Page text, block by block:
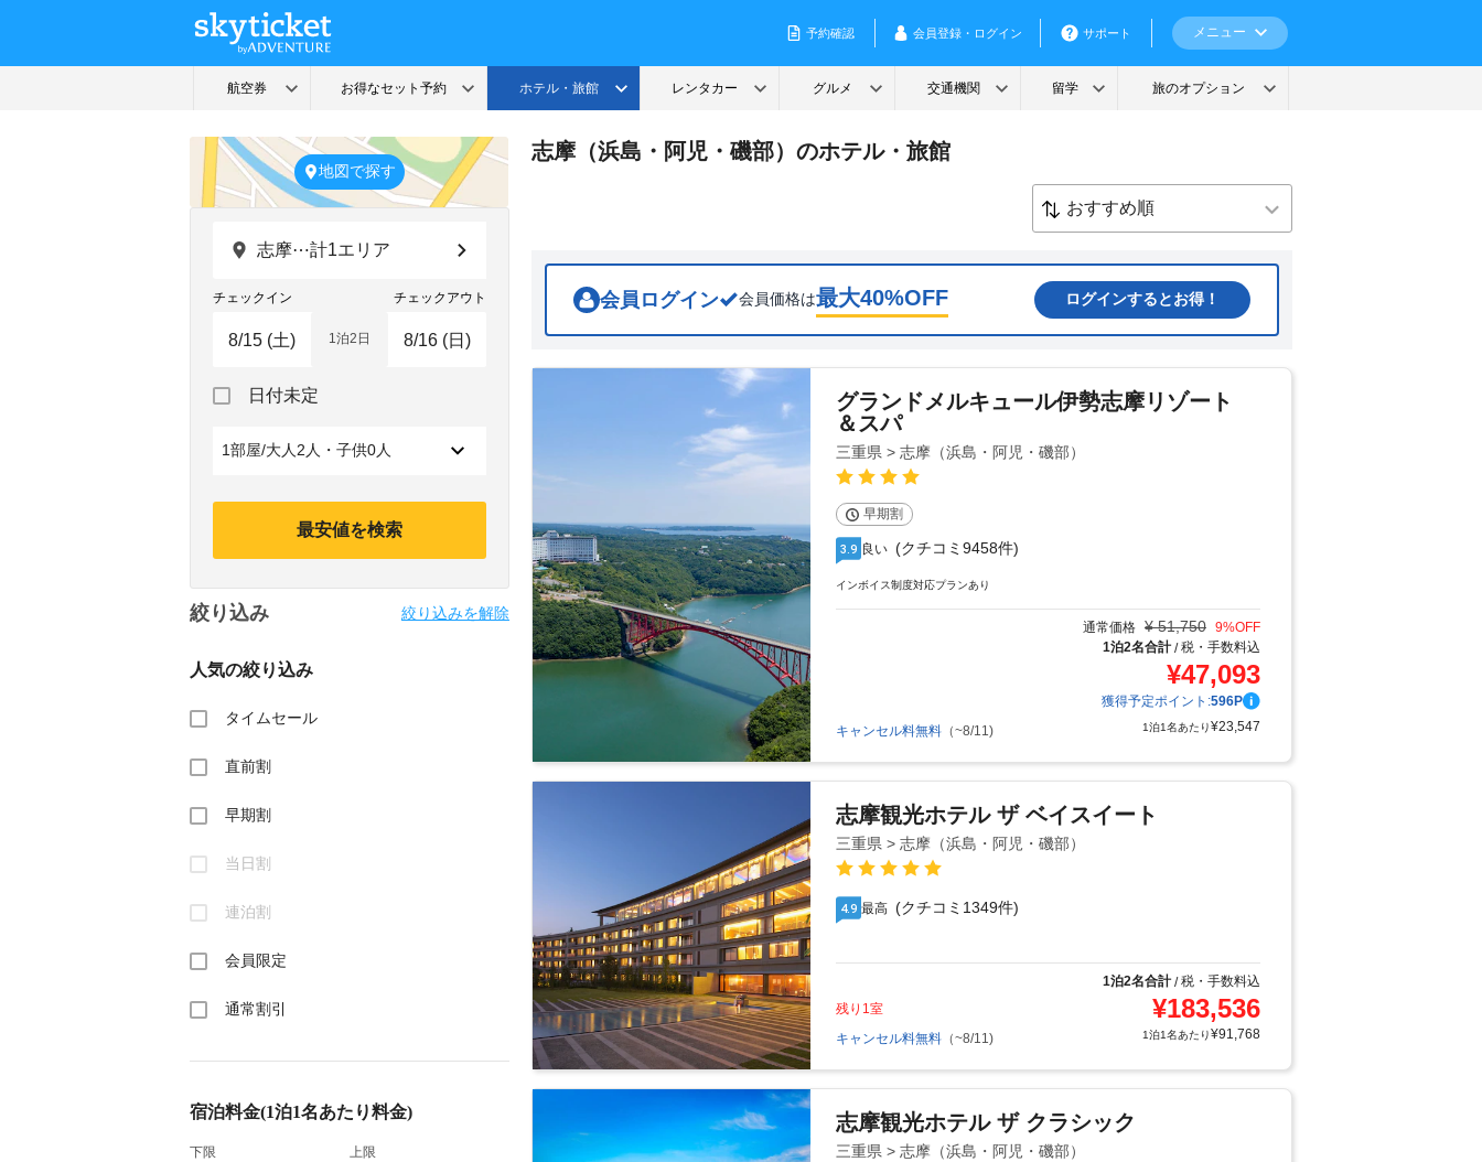
地図で探す
志摩⋯計1エリア
チェックイン チェックアウト
forward
with
a
Press
the
key
get
shortcuts
changing
1泊2日
with
select
Press
the
日付未定
1部屋/大人2人・子供0人
最安値を検索
絞り込み 絞り込みを解除
人気の絞り込み
タイムセール
直前割
早期割
当日割
連泊割
会員限定
通常割引
宿泊料金(1泊1名あたり料金)
下限 上限
志摩（浜島・阿児・磯部）のホテル・旅館
会員ログイン 会員価格は最大40%OFF ログインするとお得！
グランドメルキュール伊勢志摩リゾート
＆スパ
三重県 > 志摩（浜島・阿児・磯部）
早期割
3.9 良い (クチコミ9458件)
インボイス制度対応プランあり
通常価格 ¥ 51,750 9%OFF
1泊2名合計/税・手数料込
¥47,093
獲得予定ポイント:596P
キャンセル料無料 （~8/11) 1泊1名あたり¥23,547
志摩観光ホテル ザ ベイスイート
三重県 > 志摩（浜島・阿児・磯部）
4.9 最高 (クチコミ1349件)
1泊2名合計/税・手数料込
残り1室
¥183,536
キャンセル料無料 （~8/11) 1泊1名あたり¥91,768
志摩観光ホテル ザ クラシック
三重県 > 志摩（浜島・阿児・磯部）